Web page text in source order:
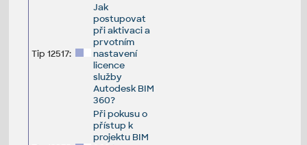
Tip 12517:
Jak
postupovat
při aktivaci a
prvotním
nastavení
licence
služby
Autodesk BIM
360?
Při pokusu o
přístup k
projektu BIM